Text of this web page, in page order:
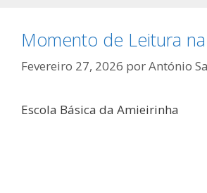
Momento de Leitura na
Fevereiro 27, 2026 porAntónio
Escola Básica da Amieirinha